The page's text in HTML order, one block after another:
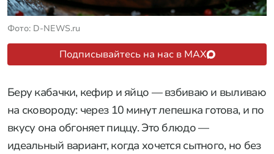
Фото: D-NEWS.ru
Подписывайтесь на нас в MAX
Беру кабачки, кефир и яйцо — взбиваю и выливаю
на сковороду: через 10 минут лепешка готова, и по
вкусу она обгоняет пиццу. Это блюдо —
идеальный вариант, когда хочется сытного, но без